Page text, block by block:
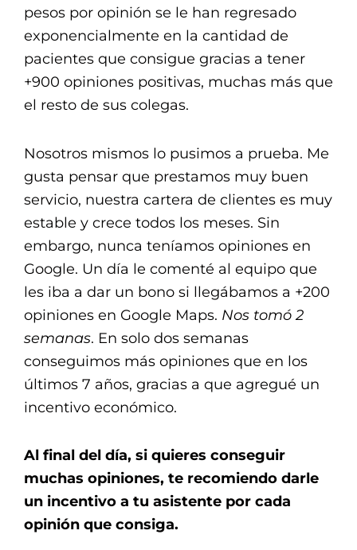
pesos por opinión se le han regresado
exponencialmente en la cantidad de
pacientes que consigue gracias a tener
+900 opiniones positivas, muchas más que
el resto de sus colegas.
Nosotros mismos lo pusimos a prueba. Me
gusta pensar que prestamos muy buen
servicio, nuestra cartera de clientes es muy
estable y crece todos los meses. Sin
embargo, nunca teníamos opiniones en
Google. Un día le comenté al equipo que
les iba a dar un bono si llegábamos a +200
opiniones en Google Maps. Nos tomó 2
semanas. En solo dos semanas
conseguimos más opiniones que en los
últimos 7 años, gracias a que agregué un
incentivo económico.
Al final del día, si quieres conseguir
muchas opiniones, te recomiendo darle
un incentivo a tu asistente por cada
opinión que consiga.